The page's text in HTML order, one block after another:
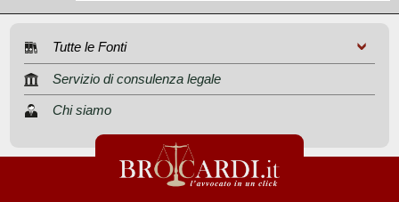
Tutte le Fonti
Servizio di consulenza legale
Chi siamo